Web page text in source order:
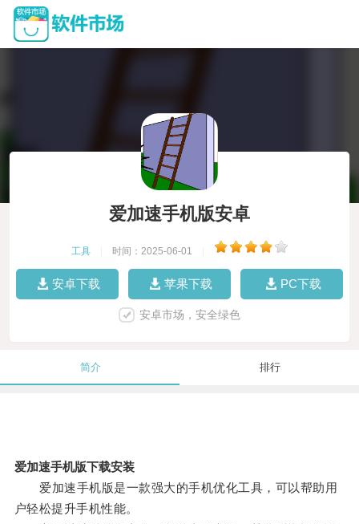
爱加速手机版安卓
工具 时间：2025-06-01
安卓下载 苹果下载 PC下载
安卓市场，安全绿色
简介 排行
爱加速手机版下载安装
爱加速手机版是一款强大的手机优化工具，可以帮助用
户轻松提升手机性能。